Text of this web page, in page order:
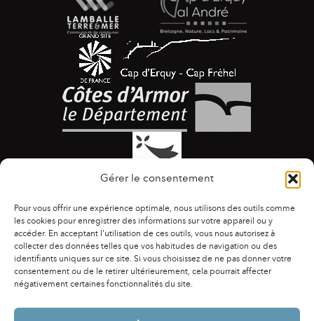
Gérer le consentement
Pour vous offrir une expérience optimale, nous utilisons des outils comme
les cookies pour enregistrer des informations sur votre appareil ou y
accéder. En acceptant l'utilisation de ces outils, vous nous autorisez à
collecter des données telles que vos habitudes de navigation ou des
identifiants uniques sur ce site. Si vous choisissez de ne pas donner votre
consentement ou de le retirer ultérieurement, cela pourrait affecter
négativement certaines fonctionnalités du site.
ACCESSIBILITÉ | AGENDA | ASSOCIATIONS
|
CONTACTS
PUBLICATIONS | ESPACE PRESSE